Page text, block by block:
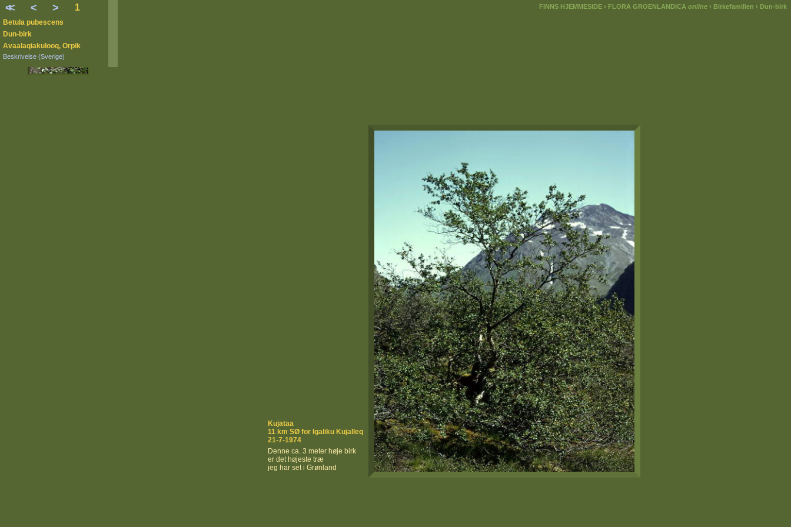
Kujataa
11 km SØ for Igaliku Kujalleq
21-7-1974
Denne ca. 3 meter høje birk
er det højeste træ
jeg har set i Grønland
FINNS HJEMMESIDE › FLORA GROENLANDICA online › Birkefamilien › Dun-birk
<< < > 1
Betula pubescens
Dun-birk
Avaalaqiakulooq, Orpik
Beskrivelse (Sverige)